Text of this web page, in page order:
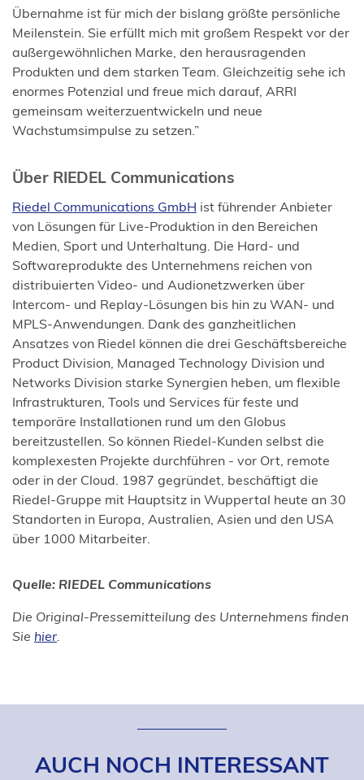
Übernahme ist für mich der bislang größte persönliche
Meilenstein. Sie erfüllt mich mit großem Respekt vor der
außergewöhnlichen Marke, den herausragenden
Produkten und dem starken Team. Gleichzeitig sehe ich
enormes Potenzial und freue mich darauf, ARRI
gemeinsam weiterzuentwickeln und neue
Wachstumsimpulse zu setzen.”
Über RIEDEL Communications
Riedel Communications GmbH
(Öffnet
einem
neuen
Tab)
ist führender Anbieter
von Lösungen für Live-Produktion in den Bereichen
Medien, Sport und Unterhaltung. Die Hard- und
Softwareprodukte des Unternehmens reichen von
distribuierten Video- und Audionetzwerken über
Intercom- und Replay-Lösungen bis hin zu WAN- und
MPLS-Anwendungen. Dank des ganzheitlichen
Ansatzes von Riedel können die drei Geschäftsbereiche
Product Division, Managed Technology Division und
Networks Division starke Synergien heben, um flexible
Infrastrukturen, Tools und Services für feste und
temporäre Installationen rund um den Globus
bereitzustellen. So können Riedel-Kunden selbst die
komplexesten Projekte durchführen - vor Ort, remote
oder in der Cloud. 1987 gegründet, beschäftigt die
Riedel-Gruppe mit Hauptsitz in Wuppertal heute an 30
Standorten in Europa, Australien, Asien und den USA
über 1000 Mitarbeiter.
Quelle: RIEDEL Communications
Die Original-Pressemitteilung des Unternehmens finden
Sie hier
(Öffnet
AUCH NOCH INTERESSANT